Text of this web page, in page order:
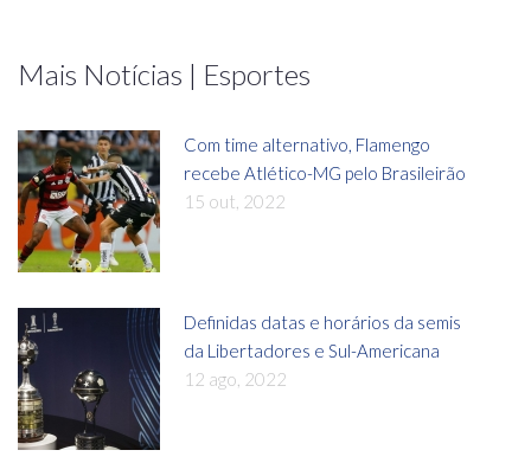
Mais Notícias | Esportes
Com time alternativo, Flamengo
recebe Atlético-MG pelo Brasileirão
15 out, 2022
Definidas datas e horários da semis
da Libertadores e Sul-Americana
12 ago, 2022